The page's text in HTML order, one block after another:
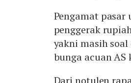
Pengamat
penggerak
yakni masih
bunga acuan AS